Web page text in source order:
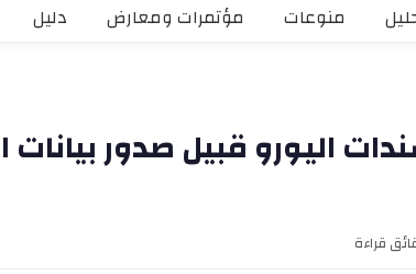
منوعات مؤتمرات ومعارض دليل
اليورو قبيل صدور بيانات